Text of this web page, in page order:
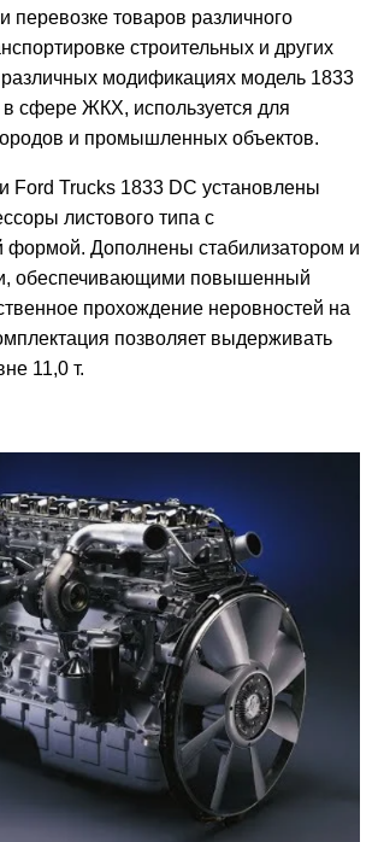
перевозке товаров различного
строительных и других
различных модификациях модель 1833
в сфере ЖКХ, используется для
и промышленных объектов.
Ford Trucks 1833 DC установлены
листового типа с
формой. Дополнены стабилизатором и
обеспечивающими повышенный
прохождение неровностей на
позволяет выдерживать
11,0 т.